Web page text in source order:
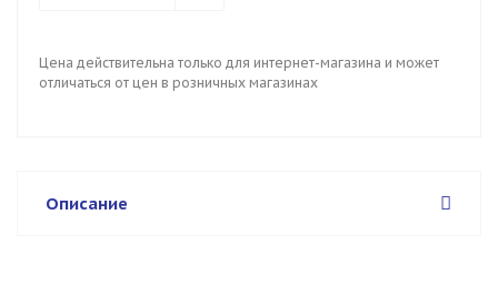
Цена действительна только для интернет-магазина и может
отличаться от цен в розничных магазинах
Описание